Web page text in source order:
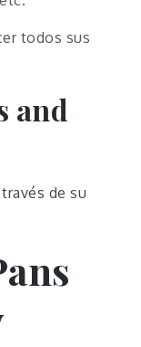
todos sus
and
de su